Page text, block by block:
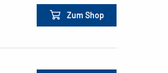
Zum Shop